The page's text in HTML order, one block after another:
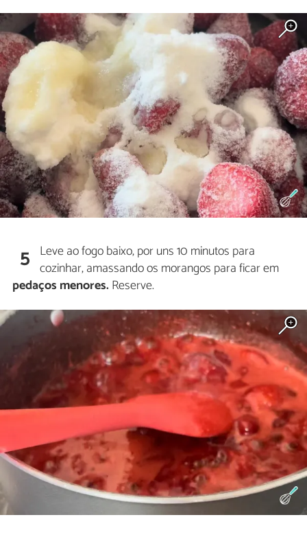
5 Leve ao fogo baixo, por uns 10 minutos para
cozinhar, amassando os morangos para ficar em
pedaços menores.Reserve.